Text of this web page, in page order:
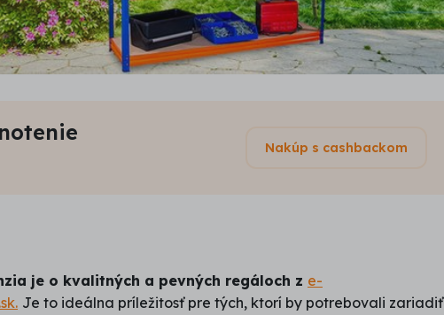
Nakúp s cashbackom
je o kvalitných a pevných regáloch z e-
Je to ideálna príležitosť pre tých, ktorí by potrebovali zariadiť